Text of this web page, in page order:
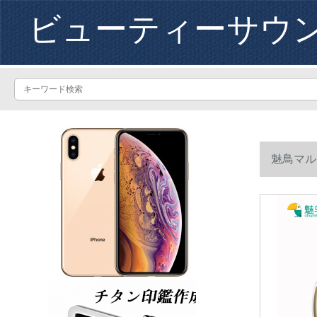
ビューティーサウ
魅鳥マ
オケ公式